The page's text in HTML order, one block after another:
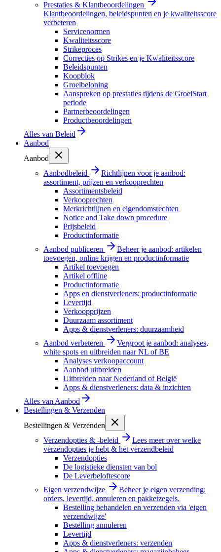
Prestaties & Klantbeoordelingen
Klantbeoordelingen, beleidspunten en je kwaliteitsscore
verbeteren
Servicenormen
Kwaliteitsscore
Strikeproces
Correcties op Strikes en je Kwaliteitsscore
Beleidspunten
Koopblok
Groeibeloning
Aanspreken op prestaties tijdens de GroeiStart
periode
Partnerbeoordelingen
Productbeoordelingen
Alles van Beleid
Aanbod
Aanbod
Aanbodbeleid
Richtlijnen voor je aanbod:
assortiment, prijzen en verkooprechten
Assortimentsbeleid
Verkooprechten
Merkrichtlijnen en eigendomsrechten
Notice and Take down procedure
Prijsbeleid
Productinformatie
Aanbod publiceren
Beheer je aanbod: artikelen
toevoegen, online krijgen en productinformatie
Artikel toevoegen
Artikel offline
Productinformatie
Apps en dienstverleners: productinformatie
Levertijd
Verkoopprijzen
Duurzaam assortiment
Apps & dienstverleners: duurzaamheid
Aanbod verbeteren
Vergroot je aanbod: analyses,
white spots en uitbreiden naar NL of BE
Analyses verkoopaccount
Aanbod uitbreiden
Uitbreiden naar Nederland of België
Apps & dienstverleners: data & inzichten
Alles van Aanbod
Bestellingen & Verzenden
Bestellingen & Verzenden
Verzendopties & -beleid
Lees meer over welke
verzendopties je hebt & het verzendbeleid
Verzendopties
De logistieke diensten van bol
De Leverbeloftescore
Eigen verzendwijze
Beheer je eigen verzending:
orders, levertijd, annuleren en pakketzegels.
Bestelling behandelen en verzenden via 'eigen
verzendwijze'
Bestelling annuleren
Levertijd
Apps & dienstverleners: verzenden